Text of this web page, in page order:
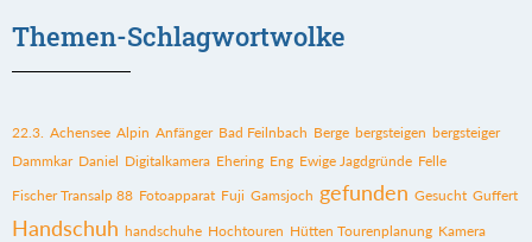
Themen-Schlagwortwolke
22.3. Achensee Alpin Anfänger Bad Feilnbach Berge bergsteigen bergsteiger
Dammkar Daniel Digitalkamera Ehering Eng Ewige Jagdgründe Felle
Fischer Transalp 88 Fotoapparat Fuji Gamsjoch gefunden Gesucht Guffert
Handschuh handschuhe Hochtouren Hütten Tourenplanung Kamera